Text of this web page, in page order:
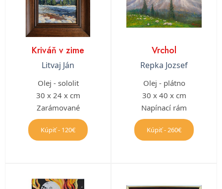
Kriváň v zime
Litvaj Ján
Olej - sololit
30 x 24 x cm
Zarámované
Kúpiť - 120€
Vrchol
Repka Jozsef
Olej - plátno
30 x 40 x cm
Napínací rám
Kúpiť - 260€